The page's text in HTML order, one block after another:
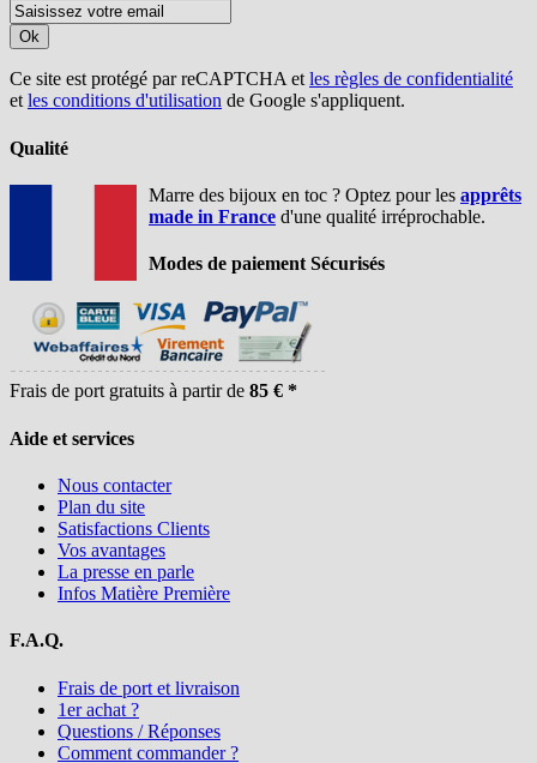
Ok
Ce site est protégé par reCAPTCHA etles règles de confidentialité
etles conditions d'utilisation de Google s'appliquent.
Qualité
Marre des bijoux en toc ? Optez pour les apprêts
made in France d'une qualité irréprochable.
Modes de paiement Sécurisés
Frais de port gratuits à partir de 85 € *
Aide et services
Nous contacter
Plan du site
Satisfactions Clients
Vos avantages
La presse en parle
Infos Matière Première
F.A.Q.
Frais de port et livraison
1er achat ?
Questions / Réponses
Comment commander ?